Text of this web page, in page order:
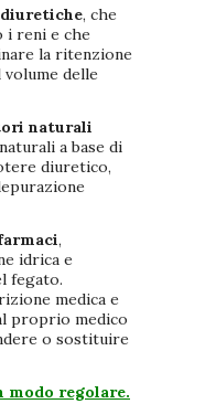
diuretiche, che
i reni e che
la ritenzione
delle
naturali
a base di
diuretico,
,
idrica e
fegato.
medica e
proprio medico
o sostituire
modo regolare.